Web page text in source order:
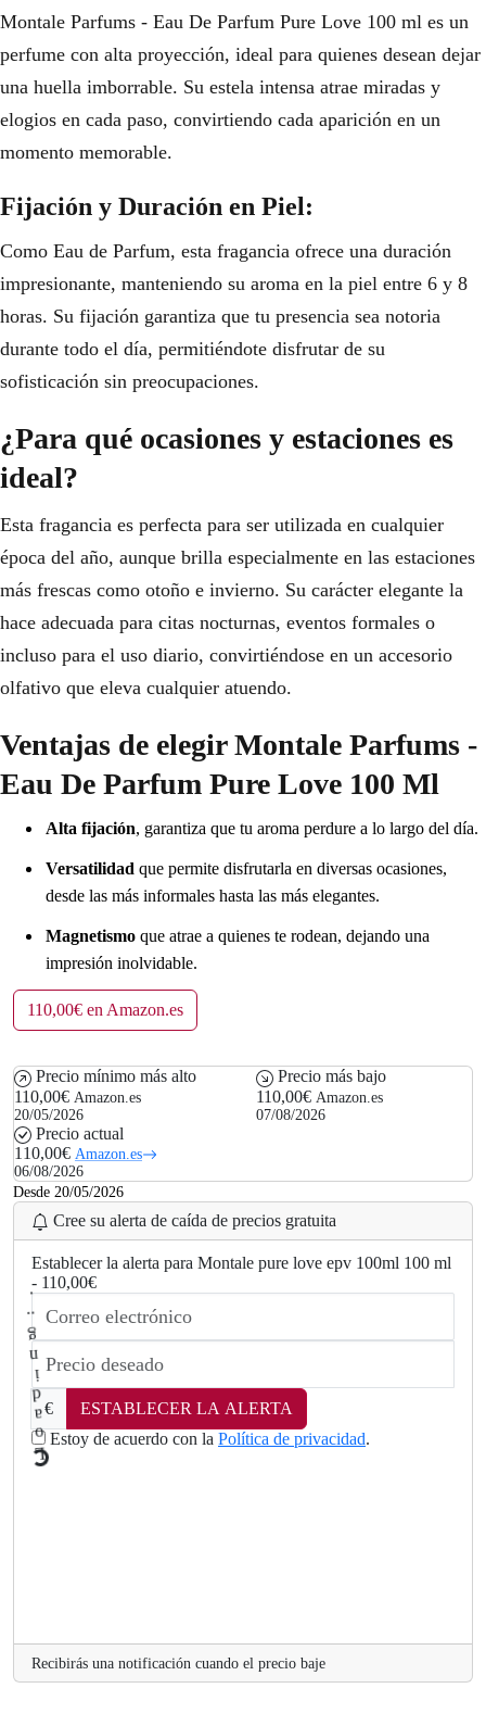
Montale Parfums - Eau De Parfum Pure Love 100 ml es un
perfume con alta proyección, ideal para quienes desean dejar
una huella imborrable. Su estela intensa atrae miradas y
elogios en cada paso, convirtiendo cada aparición en un
momento memorable.
Fijación y Duración en Piel:
Como Eau de Parfum, esta fragancia ofrece una duración
impresionante, manteniendo su aroma en la piel entre 6 y 8
horas. Su fijación garantiza que tu presencia sea notoria
durante todo el día, permitiéndote disfrutar de su
sofisticación sin preocupaciones.
¿Para qué ocasiones y estaciones es
ideal?
Esta fragancia es perfecta para ser utilizada en cualquier
época del año, aunque brilla especialmente en las estaciones
más frescas como otoño e invierno. Su carácter elegante la
hace adecuada para citas nocturnas, eventos formales o
incluso para el uso diario, convirtiéndose en un accesorio
olfativo que eleva cualquier atuendo.
Ventajas de elegir Montale Parfums -
Eau De Parfum Pure Love 100 Ml
Alta fijación, garantiza que tu aroma perdure a lo largo del día.
Versatilidad que permite disfrutarla en diversas ocasiones,
desde las más informales hasta las más elegantes.
Magnetismo que atrae a quienes te rodean, dejando una
impresión inolvidable.
110,00€ en Amazon.es
Precio mínimo más alto
110,00€ Amazon.es
20/05/2026
Precio más bajo
110,00€ Amazon.es
07/08/2026
Precio actual
110,00€ Amazon.es
06/08/2026
Desde 20/05/2026
Cree su alerta de caída de precios gratuita
Establecer la alerta para Montale pure love epv 100ml 100 ml
- 110,00€
€
ESTABLECER LA ALERTA
Estoy de acuerdo con la Política de privacidad.
L
.
Recibirás una notificación cuando el precio baje